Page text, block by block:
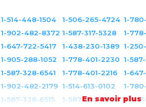
En savoir plus
1-514-448-1504 1-506-265-4724 1-
1-902-482-8372 1-587-317-5328 1-
1-647-722-5417 1-438-230-1389 1-
1-905-288-1052 1-778-401-2230 1-
1-587-328-6541 1-778-401-2216 1-
1-902-482-2179 1-514-613-0102 1-
1-587-328-6515 1-587-328-6632 1-